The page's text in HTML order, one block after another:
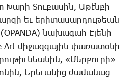
­­Տու­քա­սին, Ա­թէն­քի
եւ ե­րի­տա­սար­դու­թեան
նա­խա­գահ Է­լե­նի
Art մի­ջազ­գա­յին փա­ռա­տօ­նի
«­­Մեր­քու­րի»
Ե­րե­ւա­նից ժա­մա­նաց